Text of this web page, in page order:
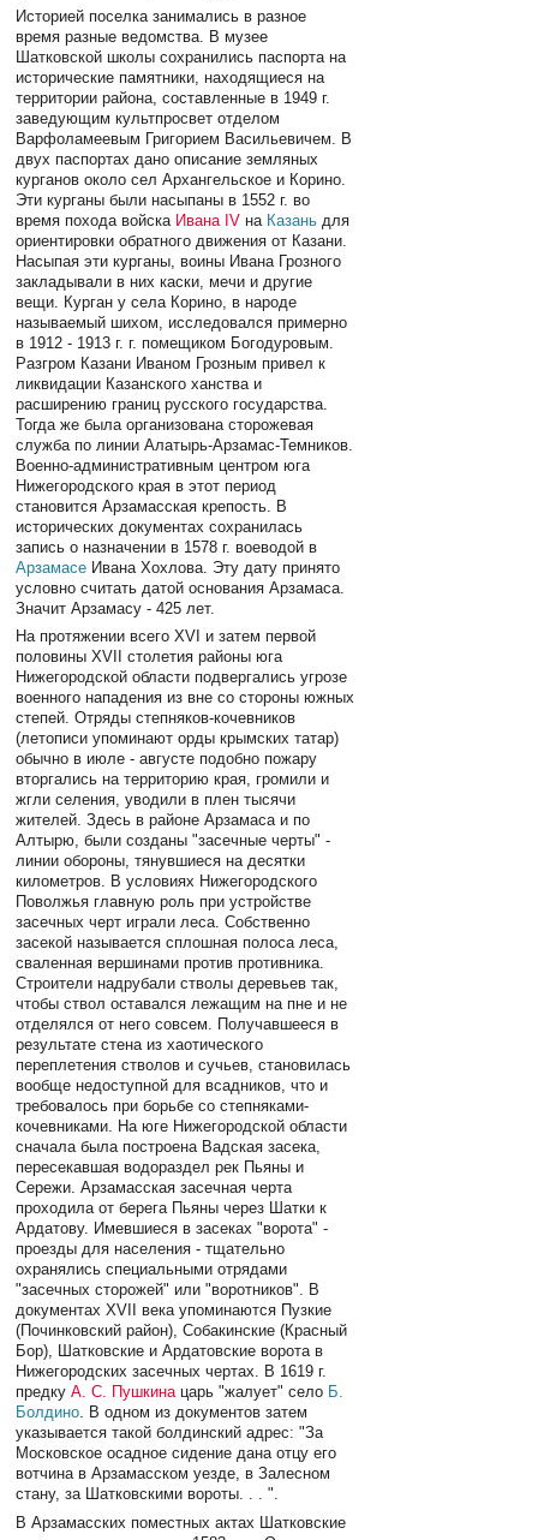
Историей поселка занимались в разное
время разные ведомства. В музее
Шатковской школы сохранились паспорта на
исторические памятники, находящиеся на
территории района, составленные в 1949 г.
заведующим культпросвет отделом
Варфоламеевым Григорием Васильевичем. В
двух паспортах дано описание земляных
курганов около сел Архангельское и Корино.
Эти курганы были насыпаны в 1552 г. во
время похода войска Ивана IV на Казань для
ориентировки обратного движения от Казани.
Насыпая эти курганы, воины Ивана Грозного
закладывали в них каски, мечи и другие
вещи. Курган у села Корино, в народе
называемый шихом, исследовался примерно
в 1912 - 1913 г. г. помещиком Богодуровым.
Разгром Казани Иваном Грозным привел к
ликвидации Казанского ханства и
расширению границ русского государства.
Тогда же была организована сторожевая
служба по линии Алатырь-Арзамас-Темников.
Военно-административным центром юга
Нижегородского края в этот период
становится Арзамасская крепость. В
исторических документах сохранилась
запись о назначении в 1578 г. воеводой в
Арзамасе Ивана Хохлова. Эту дату принято
условно считать датой основания Арзамаса.
Значит Арзамасу - 425 лет.
На протяжении всего XVI и затем первой
половины XVII столетия районы юга
Нижегородской области подвергались угрозе
военного нападения из вне со стороны южных
степей. Отряды степняков-кочевников
(летописи упоминают орды крымских татар)
обычно в июле - августе подобно пожару
вторгались на территорию края, громили и
жгли селения, уводили в плен тысячи
жителей. Здесь в районе Арзамаса и по
Алтырю, были созданы "засечные черты" -
линии обороны, тянувшиеся на десятки
километров. В условиях Нижегородского
Поволжья главную роль при устройстве
засечных черт играли леса. Собственно
засекой называется сплошная полоса леса,
сваленная вершинами против противника.
Строители надрубали стволы деревьев так,
чтобы ствол оставался лежащим на пне и не
отделялся от него совсем. Получавшееся в
результате стена из хаотического
переплетения стволов и сучьев, становилась
вообще недоступной для всадников, что и
требовалось при борьбе со степняками-
кочевниками. На юге Нижегородской области
сначала была построена Вадская засека,
пересекавшая водораздел рек Пьяны и
Сережи. Арзамасская засечная черта
проходила от берега Пьяны через Шатки к
Ардатову. Имевшиеся в засеках "ворота" -
проезды для населения - тщательно
охранялись специальными отрядами
"засечных сторожей" или "воротников". В
документах XVII века упоминаются Пузкие
(Починковский район), Собакинские (Красный
Бор), Шатковские и Ардатовские ворота в
Нижегородских засечных чертах. В 1619 г.
предкуА. С. Пушкинацарь "жалует" село Б.
Болдино. В одном из документов затем
указывается такой болдинский адрес: "За
Московское осадное сидение дана отцу его
вотчина в Арзамасском уезде, в Залесном
стану, за Шатковскими вороты. . . ".
В Арзамасских поместных актах Шатковские